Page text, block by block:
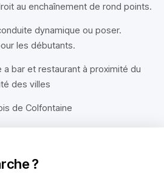
au enchaînement de rond points.
dynamique ou poser.
les débutants.
bar et restaurant à proximité du
des villes
de Colfontaine
?